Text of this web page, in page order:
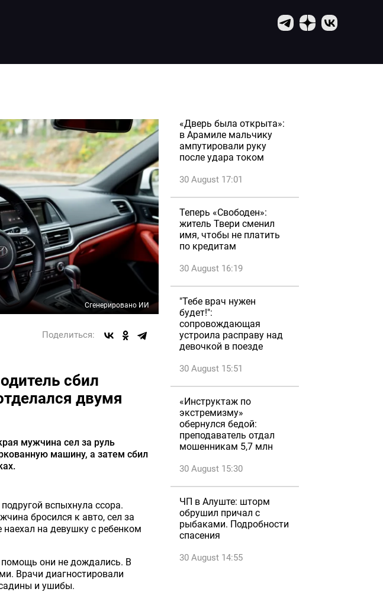
Сгенерировано ИИ
Поделиться:
сбил
двумя
мужчина сел за руль
машину, а затем сбил
вспыхнула ссора.
бросился к авто, сел за
на девушку с ребенком
они не дождались. В
Врачи диагностировали
и ушибы.
«Дверь была открыта»:
в Арамиле мальчику
ампутировали руку
после удара током
30 August 17:01
Теперь «Свободен»:
житель Твери сменил
имя, чтобы не платить
по кредитам
30 August 16:19
"Тебе врач нужен
будет!":
сопровождающая
устроила расправу над
девочкой в поезде
30 August 15:51
«Инструктаж по
экстремизму»
обернулся бедой:
преподаватель отдал
мошенникам 5,7 млн
30 August 15:30
ЧП в Алуште: шторм
обрушил причал с
рыбаками. Подробности
спасения
30 August 14:55